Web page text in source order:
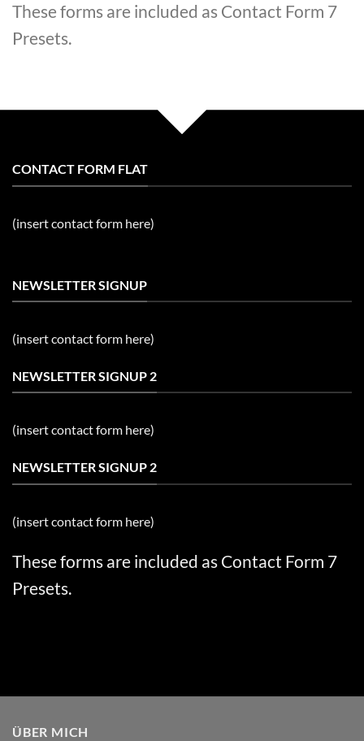
These forms are included as Contact Form 7
Presets.
CONTACT FORM FLAT
(insert contact form here)
NEWSLETTER SIGNUP
(insert contact form here)
NEWSLETTER SIGNUP 2
(insert contact form here)
NEWSLETTER SIGNUP 2
(insert contact form here)
These forms are included as Contact Form 7
Presets.
ÜBER MICH